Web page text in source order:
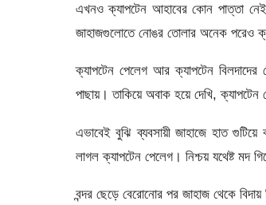
এখনও ক্যাপটেন আহাবের কোন পাত্তা
জাহাজগুলোতে নোঙর তোলার অনেক পরেও
ক্যাপটেন পেলেগ আর ক্যাপটেন
পাছায়। তাকিয়ে অবাক হয়ে দেখি,
এভাবেই বুঝি ব্যবসায়ী জাহাজে হাত
লাগল ক্যাপটেন পেলেগ। নিশ্চয় যথেষ্ট মদ
বন্দর ছেড়ে বেরোনোর পর জাহাজ থেকে